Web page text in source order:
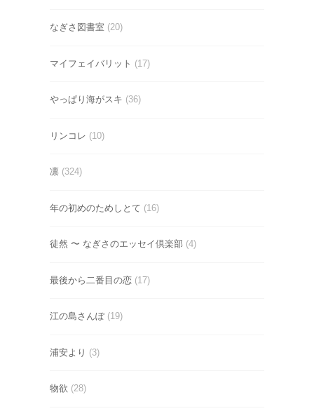
なぎさ図書室 (20)
マイフェイバリット (17)
やっぱり海がスキ (36)
リンコレ (10)
凛 (324)
年の初めのためしとて (16)
徒然 〜 なぎさのエッセイ倶楽部 (4)
最後から二番目の恋 (17)
江の島さんぽ(19)
浦安より (3)
物欲 (28)